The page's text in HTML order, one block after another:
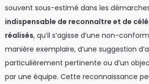
souvent sous-estimé dans les
indispensable de reconnaître et de
réalisés, qu’il s’agisse d’une non-
manière exemplaire, d’une suggestion
particulièrement pertinente ou d’un
par une équipe. Cette reconnaissance